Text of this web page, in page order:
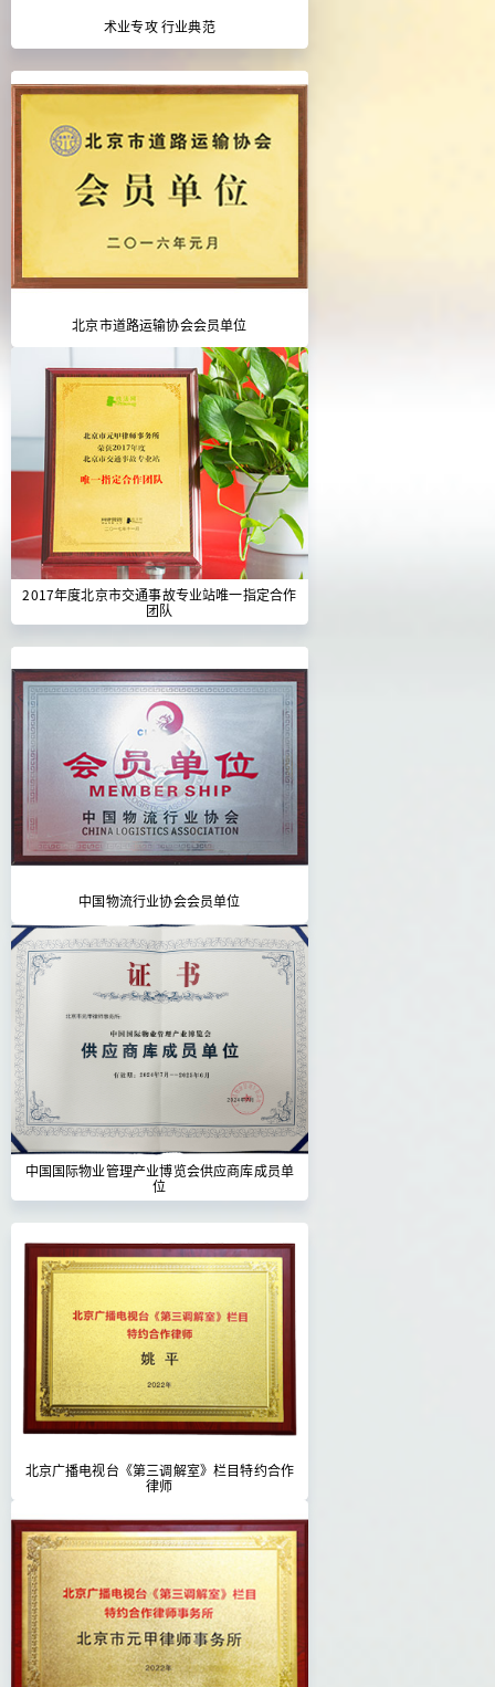
术业专攻 行业典范
北京市道路运输协会会员单位
2017年度北京市交通事故专业站唯一指定合作
团队
中国物流行业协会会员单位
中国国际物业管理产业博览会供应商库成员单
位
北京广播电视台《第三调解室》栏目特约合作
律师